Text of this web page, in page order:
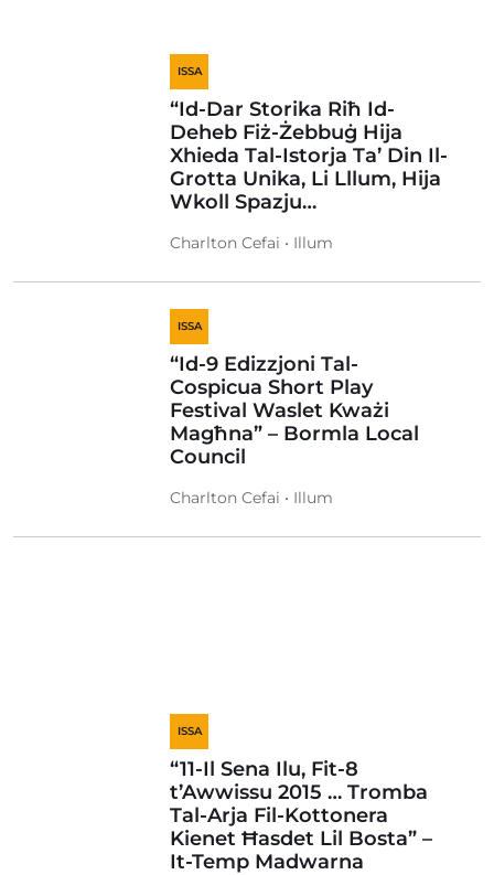
ISSA
“Id-Dar Storika Riħ Id-
Deheb Fiż-Żebbuġ Hija
Xhieda Tal-Istorja Ta’ Din Il-
Grotta Unika, Li Lllum, Hija
Wkoll Spazju…
Charlton Cefai • Illum
ISSA
“Id-9 Edizzjoni Tal-
Cospicua Short Play
Festival Waslet Kważi
Magħna” – Bormla Local
Council
Charlton Cefai • Illum
ISSA
“11-Il Sena Ilu, Fit-8
t’Awwissu 2015 … Tromba
Tal-Arja Fil-Kottonera
Kienet Ħasdet Lil Bosta” –
It-Temp Madwarna